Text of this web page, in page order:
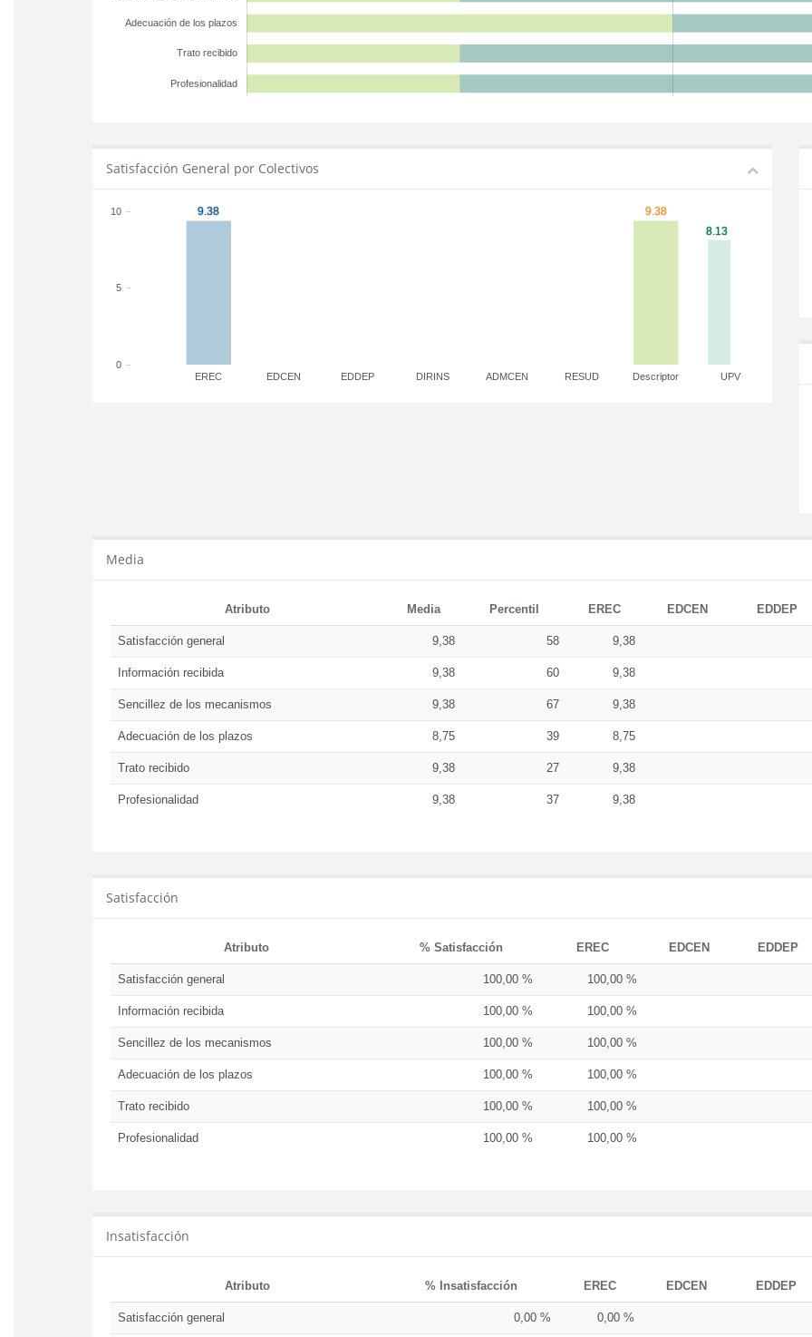
Adecuación de los plazos
Trato recibido
Profesionalidad
Satisfacción General por Colectivos
EREC EDCEN EDDEP DIRINS ADMCEN RESUD Descriptor UPV
0
5
10
Media
Atributo Media Percentil EREC EDCEN EDDEP
Satisfacción general 9,38 58 9,38
Información recibida 9,38 60 9,38
Sencillez de los mecanismos 9,38 67 9,38
Adecuación de los plazos 8,75 39 8,75
Trato recibido 9,38 27 9,38
Profesionalidad 9,38 37 9,38
Satisfacción
Atributo % Satisfacción EREC EDCEN EDDEP
Satisfacción general 100,00 % 100,00 %
Información recibida 100,00 % 100,00 %
Sencillez de los mecanismos 100,00 % 100,00 %
Adecuación de los plazos 100,00 % 100,00 %
Trato recibido 100,00 % 100,00 %
Profesionalidad 100,00 % 100,00 %
Insatisfacción
Atributo % Insatisfacción EREC EDCEN EDDEP
Satisfacción general 0,00 % 0,00 %